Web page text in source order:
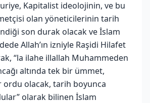
Kapitalist ideolojinin, ve bu
olan yöneticilerinin tarih
son durak olacak ve İslam
Allah’ın izniyle Raşidi Hilafet
“la ilahe illallah Muhammeden
altında tek bir ümmet,
ordu olacak, tarih boyunca
olarak bilinen İslam